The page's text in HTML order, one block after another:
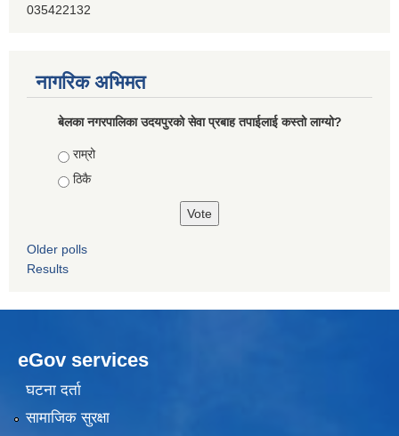
035422132
नागरिक अभिमत
बेलका नगरपालिका उदयपुरको सेवा प्रबाह तपाईलाई कस्तो लाग्यो?
Choices
राम्रो
ठिकै
Older polls
Results
eGov services
घटना दर्ता
सामाजिक सुरक्षा